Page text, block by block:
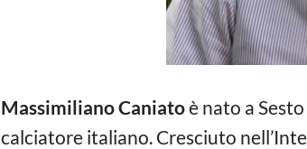
Massimiliano Caniatoè nato a
calciatore italiano. Cresciuto